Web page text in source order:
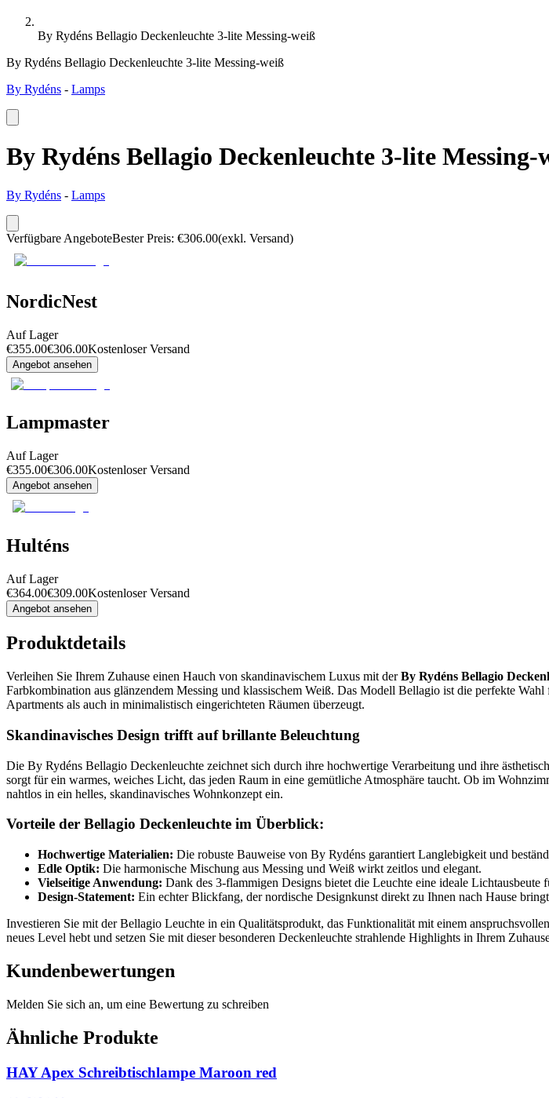
By Rydéns Bellagio Deckenleuchte 3-lite Messing-weiß
By Rydéns Bellagio Deckenleuchte 3-lite Messing-weiß
By Rydéns - Lamps
By Rydéns Bellagio Deckenleuchte 3-lite Messing-
By Rydéns - Lamps
Verfügbare AngeboteBester Preis: €306.00(exkl. Versand)
NordicNest
Auf Lager
€355.00€306.00Kostenloser Versand
Angebot ansehen
Lampmaster
Auf Lager
€355.00€306.00Kostenloser Versand
Angebot ansehen
Hulténs
Auf Lager
€364.00€309.00Kostenloser Versand
Angebot ansehen
Produktdetails
Verleihen Sie Ihrem Zuhause einen Hauch von skandinavischem Luxus mit derBy Rydéns Bellagio
Farbkombination aus glänzendem Messing und klassischem Weiß. Das Modell Bellagio ist die perfekte
Apartments als auch in minimalistisch eingerichteten Räumen überzeugt.
Skandinavisches Design trifft auf brillante Beleuchtung
Die By Rydéns Bellagio Deckenleuchte zeichnet sich durch ihre hochwertige Verarbeitung und ihre
sorgt für ein warmes, weiches Licht, das jeden Raum in eine gemütliche Atmosphäre taucht. Ob im
nahtlos in ein helles, skandinavisches Wohnkonzept ein.
Vorteile der Bellagio Deckenleuchte im Überblick:
Hochwertige Materialien: Die robuste Bauweise von By Rydéns garantiert Langlebigkeit und
Edle Optik: Die harmonische Mischung aus Messing und Weiß wirkt zeitlos und elegant.
Vielseitige Anwendung: Dank des 3-flammigen Designs bietet die Leuchte eine ideale Lichtausbeute
Design-Statement: Ein echter Blickfang, der nordische Designkunst direkt zu Ihnen nach Hause
Investieren Sie mit der Bellagio Leuchte in ein Qualitätsprodukt, das Funktionalität mit einem
neues Level hebt und setzen Sie mit dieser besonderen Deckenleuchte strahlende Highlights in Ihrem
Kundenbewertungen
Melden Sie sich an, um eine Bewertung zu schreiben
Ähnliche Produkte
HAY Apex Schreibtischlampe Maroon red